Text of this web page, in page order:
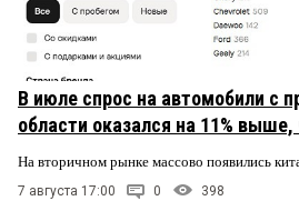
В июле спрос на автомобили с
области оказался на 11%
На вторичном рынке массово появились
7 августа 17:00 0 398